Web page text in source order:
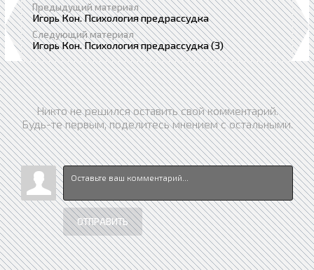
Предыдущий материал
Игорь Кон. Психология предрассудка
Следующий материал
Игорь Кон. Психология предрассудка (3)
Никто не решился оставить свой комментарий.
Будь-те первым, поделитесь мнением с остальными.
ОТПРАВИТЬ